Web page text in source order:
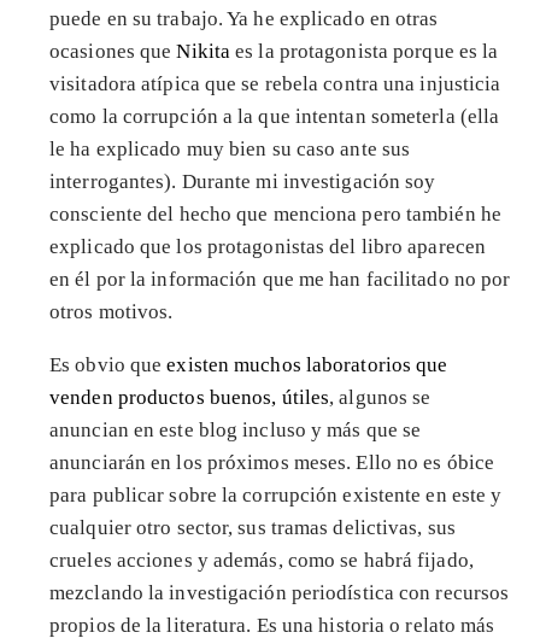
puede en su trabajo. Ya he explicado en otras
ocasiones queNikitaes la protagonista porque es la
visitadora atípica que se rebela contra una injusticia
como la corrupción a la que intentan someterla (ella
le ha explicado muy bien su caso ante sus
interrogantes). Durante mi investigación soy
consciente del hecho que menciona pero también he
explicado que los protagonistas del libro aparecen
en él por la información que me han facilitado no por
otros motivos.
Es obvio queexisten muchos laboratorios que
venden productos buenos, útiles, algunos se
anuncian en este blog incluso y más que se
anunciarán en los próximos meses. Ello no es óbice
para publicar sobre la corrupción existente en este y
cualquier otro sector, sus tramas delictivas, sus
crueles acciones y además, como se habrá fijado,
mezclando la investigación periodística con recursos
propios de la literatura. Es una historia o relato más